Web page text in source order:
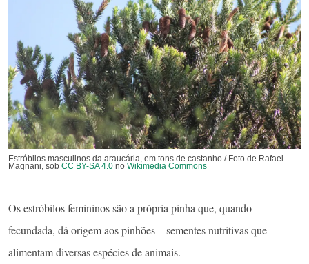
Estróbilos masculinos da araucária, em tons de castanho / Foto de Rafael
Magnani, sob CC BY-SA 4.0 no Wikimedia Commons
Os estróbilos femininos são a própria pinha que, quando
fecundada, dá origem aos pinhões – sementes nutritivas que
alimentam diversas espécies de animais.